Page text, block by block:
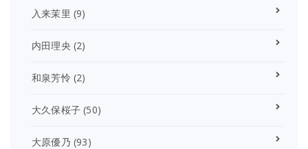
入来茉里 (9)
内田理央 (2)
和泉芳怜 (2)
大久保桜子 (50)
大原優乃 (93)